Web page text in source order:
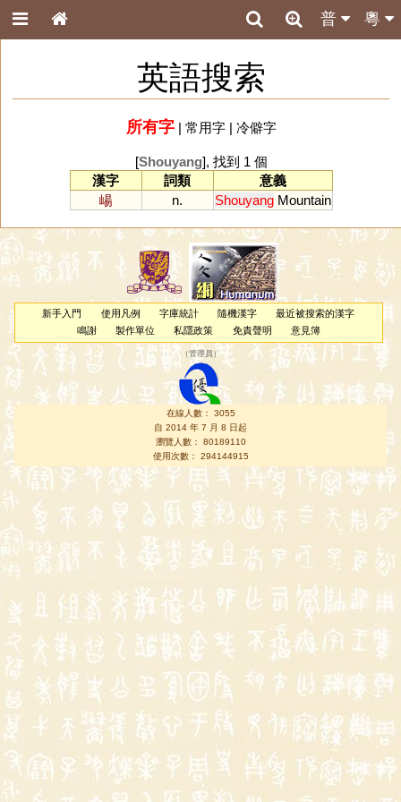
粵
普
英語搜索
所有字| 常用字| 冷僻字
[Shouyang], 找到 1 個
漢字
詞類
意義
崵
n. Shouyang Mountain
新手入門 使用凡例 字庫統計 隨機漢字
最近被搜索的漢字
鳴謝
製作單位 私隱政策 免責聲明 意見簿
（管理員 ）
在線人數： 3055
自 2014 年 7 月 8 日起
瀏覽人數： 80189110
使用次數： 294144915